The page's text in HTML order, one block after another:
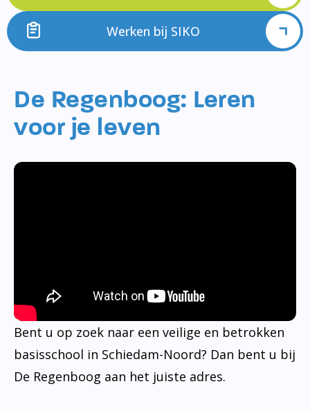
Werken bij SIKO
De Regenboog: Leren
voor je leven
Bent u op zoek naar een veilige en betrokken
basisschool in Schiedam-Noord? Dan bent u bij
De Regenboog aan het juiste adres.